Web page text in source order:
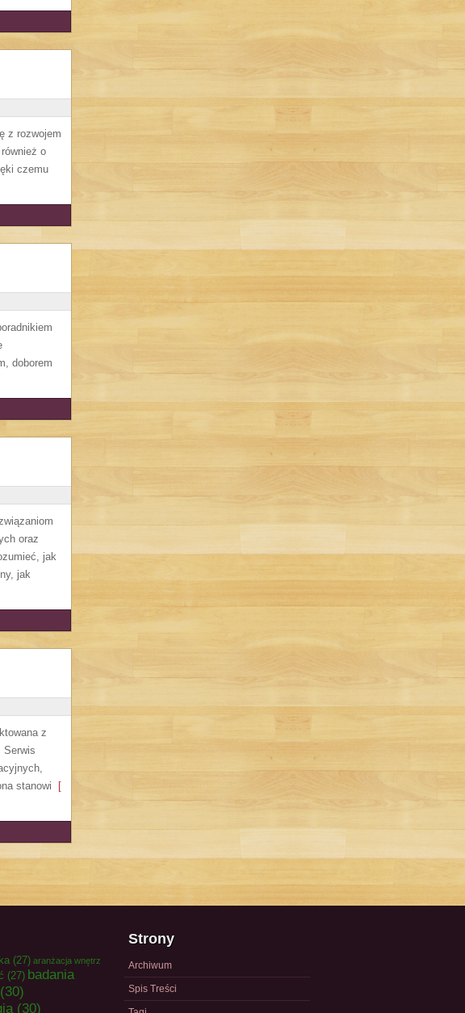
z rozwojem
o
czemu
doborem
oraz
jak
jak
z
Serwis
stanowi [
(27) aranżacja wnętrz
(27) badania
(30)
(30)
Strony
Archiwum
Spis Treści